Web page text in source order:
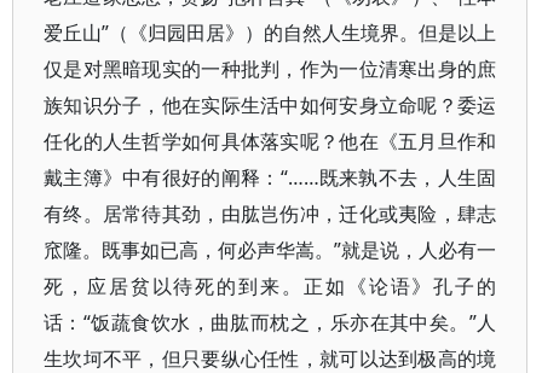
爱丘山”（《归园田居》）的自然人生境界。但是以上
仅是对黑暗现实的一种批判，作为一位清寒出身的庶
族知识分子，他在实际生活中如何安身立命呢？委运
任化的人生哲学如何具体落实呢？他在《五月旦作和
戴主簿》中有很好的阐释：“……既来孰不去，人生固
有终。居常待其劲，由肱岂伤冲，迁化或夷险，肆志
窊隆。既事如已高，何必声华嵩。”就是说，人必有一
死，应居贫以待死的到来。正如《论语》孔子的
话：“饭蔬食饮水，曲肱而枕之，乐亦在其中矣。”人
生坎坷不平，但只要纵心任性，就可以达到极高的境